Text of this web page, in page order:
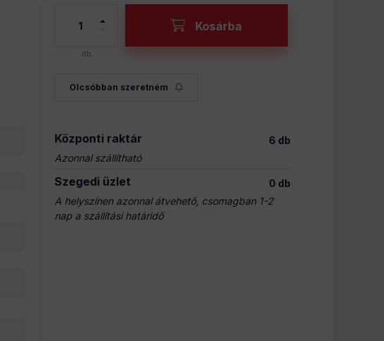
db
Kosárba
Olcsóbban szeretném
Központi raktár
6 db
Azonnal szállítható
Szegedi üzlet
0 db
A helyszínen azonnal átvehető, csomagban 1-2
nap a szállítási határidő